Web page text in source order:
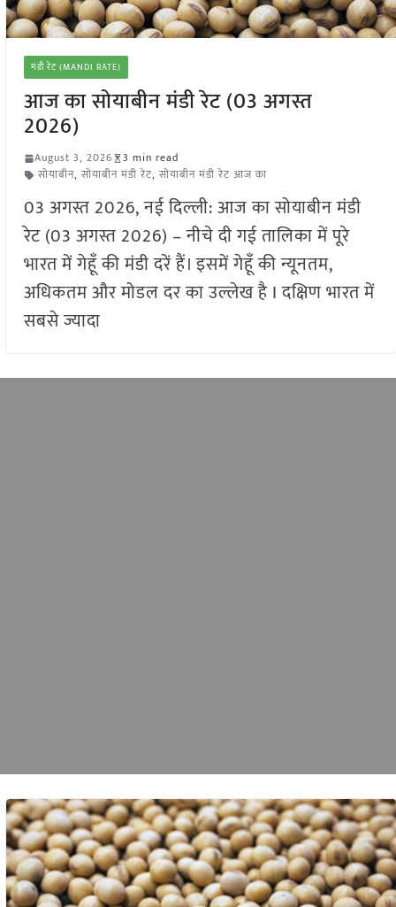
मंडी रेट (MANDI RATE)
आज का सोयाबीन मंडी रेट (03 अगस्त
2026)
August 3, 2026
3 min read
सोयाबीन, सोयाबीन मंडी रेट, सोयाबीन मंडी रेट आज का
03 अगस्त 2026, नई दिल्ली: आज का सोयाबीन मंडी
रेट (03 अगस्त 2026) – नीचे दी गई तालिका में पूरे
भारत में गेहूँ की मंडी दरें हैं। इसमें गेहूँ की न्यूनतम,
अधिकतम और मोडल दर का उल्लेख है I दक्षिण भारत में
सबसे ज्यादा